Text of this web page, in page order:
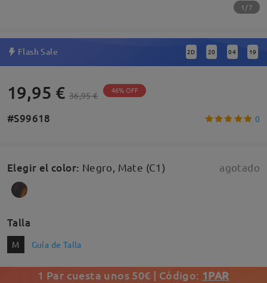
1/7
Flash Sale 2D : 20 : 04 : 18
19,95 € 36,95 € 46% OFF
#S99618 0
Elegir el color: Negro, Mate (C1) agotado
Talla
M Guía de Talla
1 Par cuesta unos 50€ | Código: 1PAR